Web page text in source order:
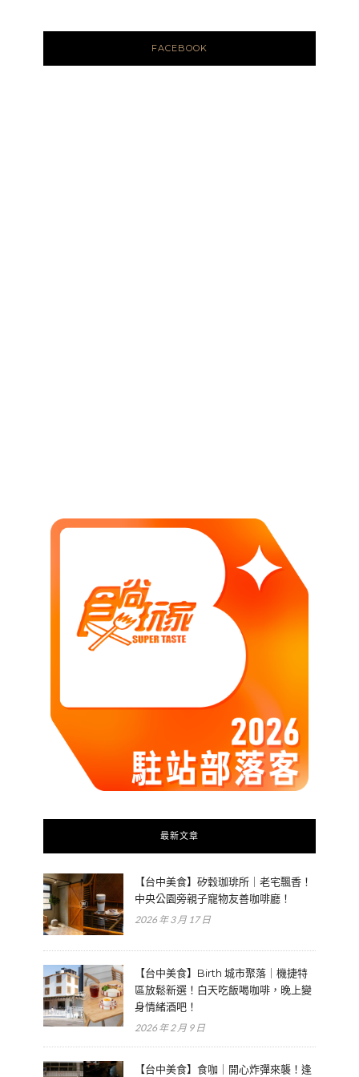
FACEBOOK
最新文章
【台中美食】矽穀珈琲所｜老宅飄香！
中央公園旁親子寵物友善咖啡廳！
2026 年 3 月 17 日
【台中美食】Birth 城市聚落｜機捷特
區放鬆新選！白天吃飯喝咖啡，晚上變
身情緒酒吧！
2026 年 2 月 9 日
【台中美食】食咖｜開心炸彈來襲！逢